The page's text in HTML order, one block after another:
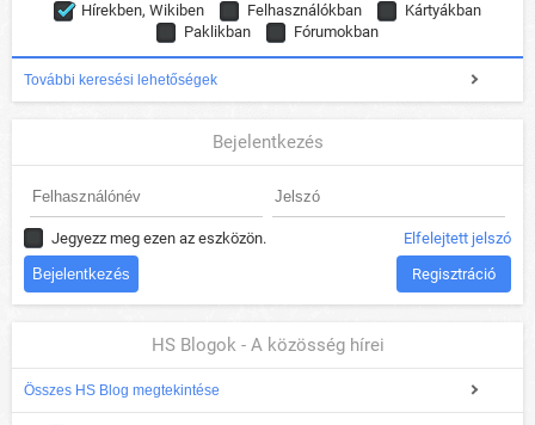
Hírekben, Wikiben Felhasználókban
Kártyákban
Paklikban
Fórumokban
További keresési lehetőségek
Bejelentkezés
Jegyezz meg ezen az eszközön. Elfelejtett jelszó
Regisztráció
HS Blogok - A közösség hírei
Összes HS Blog megtekintése